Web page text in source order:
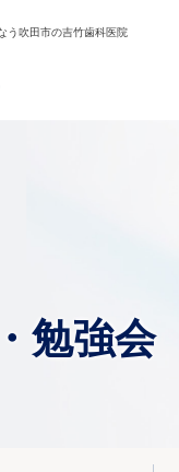
う吹田市の吉竹歯科医院
勉強会